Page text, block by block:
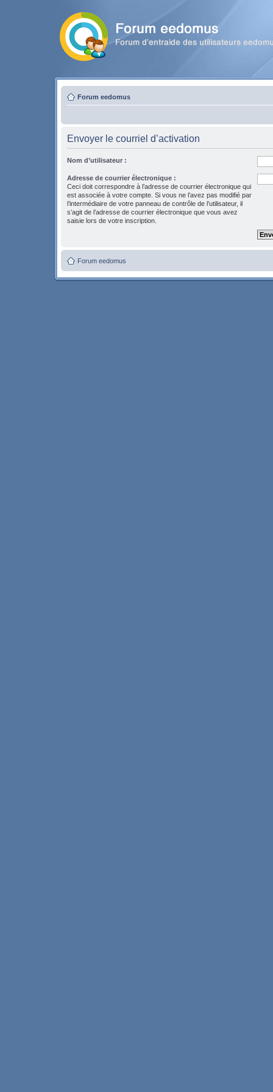
Forum eedomus
Envoyer le courriel d’activation
Nom d’utilisateur :
Adresse de courrier électronique :
Ceci doit correspondre à l’adresse de courrier électronique qui
est associée à votre compte. Si vous ne l’avez pas modifié par
l’intermédiaire de votre panneau de contrôle de l’utilisateur, il
s’agit de l’adresse de courrier électronique que vous avez
saisie lors de votre inscription.
Forum eedomus